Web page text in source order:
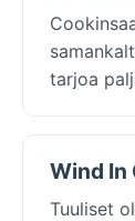
tarjoa
Wind In
Tuuliset